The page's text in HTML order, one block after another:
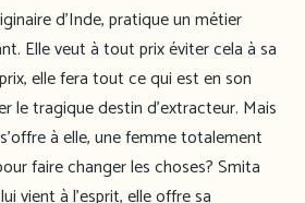
d’Inde, pratique un métier
Elle veut à tout prix éviter cela à sa
elle fera tout ce qui est en son
le tragique destin d’extracteur. Mais
à elle, une femme totalement
faire changer les choses? Smita
vient à l’esprit, elle offre sa